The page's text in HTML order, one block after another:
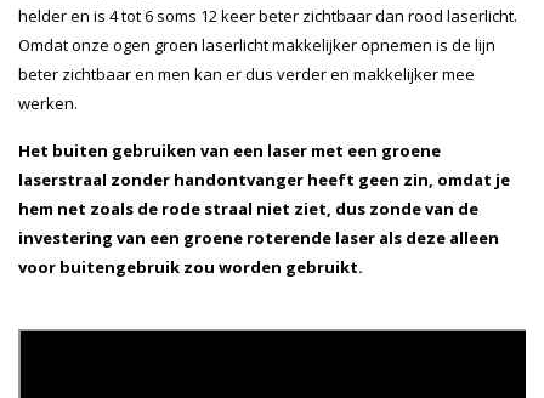
helder en is 4 tot 6 soms 12 keer beter zichtbaar dan rood laserlicht.
Omdat onze ogen groen laserlicht makkelijker opnemen is de lijn
beter zichtbaar en men kan er dus verder en makkelijker mee
werken.
Het buiten gebruiken van een laser met een groene
laserstraal zonder handontvanger heeft geen zin, omdat je
hem net zoals de rode straal niet ziet, dus zonde van de
investering van een groene roterende laser als deze alleen
voor buitengebruik zou worden gebruikt.